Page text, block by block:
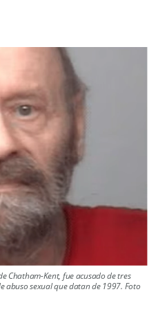
Chatham-Kent, fue acusado de tres
abuso sexual que datan de 1997. Foto